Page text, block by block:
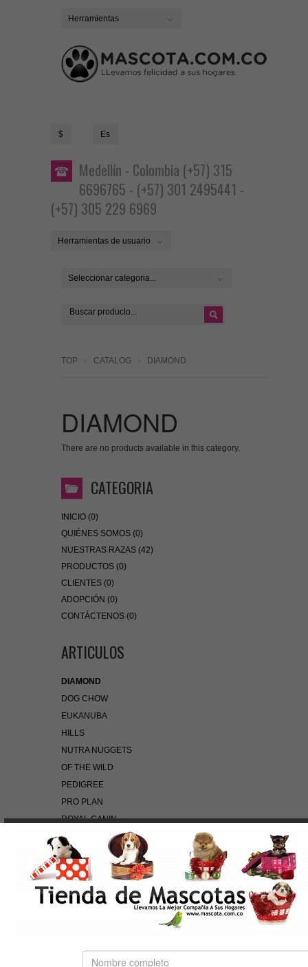
Herramientas
$ Es
Medellín - Colombia (+57) 315
6696765 - (+57) 301 2495441 -
(+57) 305 229 6969
Herramientas de usuario
Seleccionar categoria...
TOP CATALOG DIAMOND
DIAMOND
There are no products available in this category.
CATEGORIA
INICIO (0)
QUIÉNES SOMOS (0)
NUESTRAS RAZAS (42)
PRODUCTOS (0)
CLIENTES (0)
ADOPCIÓN (0)
CONTÁCTENOS (0)
ARTICULOS
DIAMOND
DOG CHOW
EUKANUBA
HILLS
NUTRA NUGGETS
OF THE WILD
PEDIGREE
PRO PLAN
ROYAL CANIN
BÚSQUEDA RÁPIDA
Use palabras clave para encontrar el producto que
busca.
Búsqueda Avanzada
SUGERIDO